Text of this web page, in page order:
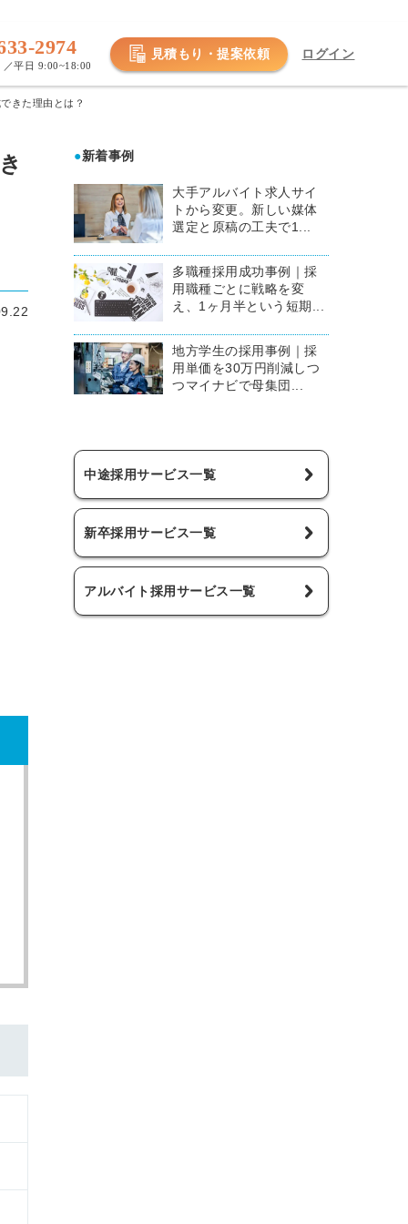
2974
／平日 9:00~18:00
見積もり・提案依頼 ログイン
きた理由とは？
●新着事例
大手アルバイト求人サイ
トから変更。新しい媒体
選定と原稿の工夫で1...
多職種採用成功事例｜採
用職種ごとに戦略を変
え、1ヶ月半という短期...
地方学生の採用事例｜採
用単価を30万円削減しつ
つマイナビで母集団...
中途採用サービス一覧
新卒採用サービス一覧
アルバイト採用サービス一覧